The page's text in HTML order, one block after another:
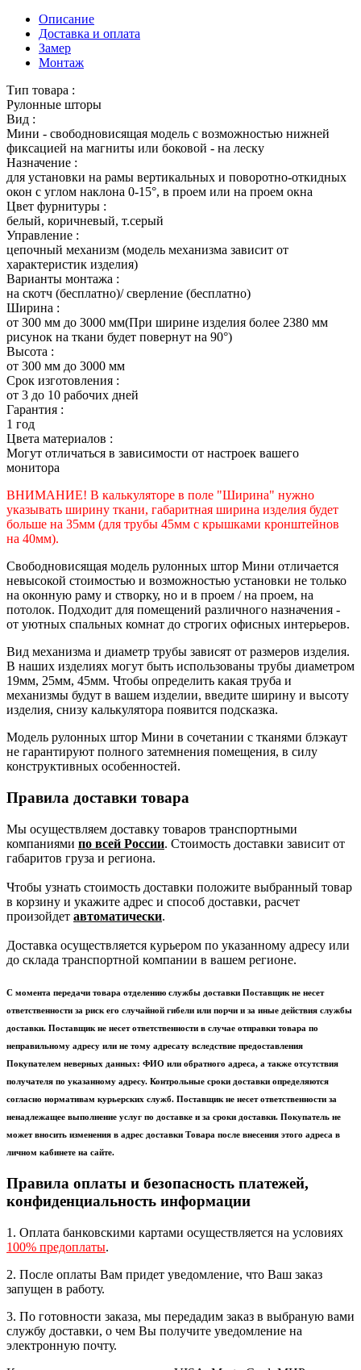
Описание
Доставка и оплата
Замер
Монтаж
Тип товара :
Рулонные шторы
Вид :
Мини - свободновисящая модель с возможностью нижней
фиксацией на магниты или боковой - на леску
Назначение :
для установки на рамы вертикальных и поворотно-откидных
окон с углом наклона 0-15°, в проем или на проем окна
Цвет фурнитуры :
белый, коричневый, т.серый
Управление :
цепочный механизм (модель механизма зависит от
характеристик изделия)
Варианты монтажа :
на скотч (бесплатно)/ сверление (бесплатно)
Ширина :
от 300 мм до 3000 мм(При ширине изделия более 2380 мм
рисунок на ткани будет повернут на 90°)
Высота :
от 300 мм до 3000 мм
Срок изготовления :
от 3 до 10 рабочих дней
Гарантия :
1 год
Цвета материалов :
Могут отличаться в зависимости от настроек вашего
монитора
ВНИМАНИЕ! В калькуляторе в поле "Ширина" нужно
указывать ширину ткани, габаритная ширина изделия будет
больше на 35мм (для трубы 45мм с крышками кронштейнов
на 40мм).
Свободновисящая модель рулонных штор Мини отличается
невысокой стоимостью и возможностью установки не только
на оконную раму и створку, но и в проем / на проем, на
потолок. Подходит для помещений различного назначения -
от уютных спальных комнат до строгих офисных интерьеров.
Вид механизма и диаметр трубы зависят от размеров изделия.
В наших изделиях могут быть использованы трубы диаметром
19мм, 25мм, 45мм. Чтобы определить какая труба и
механизмы будут в вашем изделии, введите ширину и высоту
изделия, снизу калькулятора появится подсказка.
Модель рулонных штор Мини в сочетании с тканями блэкаут
не гарантируют полного затемнения помещения, в силу
конструктивных особенностей.
Правила доставки товара
Мы осуществляем доставку товаров транспортными
компаниями по всей России. Стоимость доставки зависит от
габаритов груза и региона.
Чтобы узнать стоимость доставки положите выбранный товар
в корзину и укажите адрес и способ доставки, расчет
произойдет автоматически.
Доставка осуществляется курьером по указанному адресу или
до склада транспортной компании в вашем регионе.
С момента передачи товара отделению службы доставки Поставщик не несет
ответственности за риск его случайной гибели или порчи и за иные действия службы
доставки. Поставщик не несет ответственности в случае отправки товара по
неправильному адресу или не тому адресату вследствие предоставления
Покупателем неверных данных: ФИО или обратного адреса, а также отсутствия
получателя по указанному адресу. Контрольные сроки доставки определяются
согласно нормативам курьерских служб. Поставщик не несет ответственности за
ненадлежащее выполнение услуг по доставке и за сроки доставки. Покупатель не
может вносить изменения в адрес доставки Товара после внесения этого адреса в
личном кабинете на сайте.
Правила оплаты и безопасность платежей,
конфиденциальность информации
1. Оплата банковскими картами осуществляется на условиях
100% предоплаты.
2. После оплаты Вам придет уведомление, что Ваш заказ
запущен в работу.
3. По готовности заказа, мы передадим заказ в выбраную вами
службу доставки, о чем Вы получите уведомление на
электронную почту.